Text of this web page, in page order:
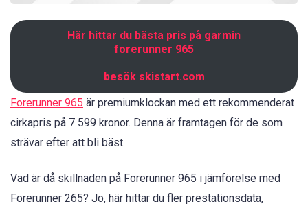
Här hittar du bästa pris på garmin
forerunner 965
besök skistart.com
Forerunner 965 är premiumklockan med ett rekommenderat
cirkapris på 7 599 kronor. Denna är framtagen för de som
strävar efter att bli bäst.
Vad är då skillnaden på Forerunner 965 i jämförelse med
Forerunner 265? Jo, här hittar du fler prestationsdata,